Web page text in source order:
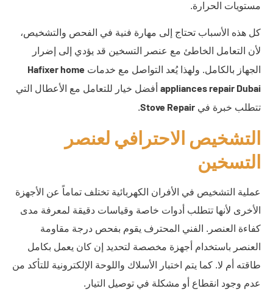
مستويات الحرارة.
كل هذه الأسباب تحتاج إلى مهارة فنية في الفحص والتشخيص،
لأن التعامل الخاطئ مع عنصر التسخين قد يؤدي إلى إضرار
الجهاز بالكامل. ولهذا يُعد التواصل مع خدمات Hafixer home
appliances repair Dubai أفضل خيار للتعامل مع الأعطال التي
تتطلب خبرة في Stove Repair
.
التشخيص الاحترافي لعنصر
التسخين
عملية التشخيص في الأفران الكهربائية تختلف تماماً عن الأجهزة
الأخرى لأنها تتطلب أدوات خاصة وقياسات دقيقة لمعرفة مدى
كفاءة العنصر. الفني المحترف يقوم بفحص درجة مقاومة
العنصر باستخدام أجهزة مخصصة لتحديد إن كان يعمل بكامل
طاقته أم لا. كما يتم اختبار الأسلاك واللوحة الإلكترونية للتأكد من
عدم وجود انقطاع أو مشكلة في توصيل التيار.